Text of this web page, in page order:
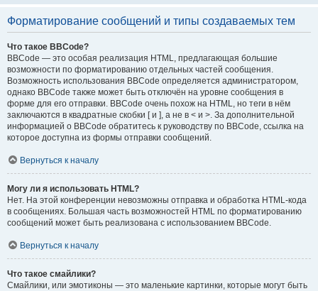
Форматирование сообщений и типы создаваемых тем
Что такое BBCode?
BBCode — это особая реализация HTML, предлагающая большие
возможности по форматированию отдельных частей сообщения.
Возможность использования BBCode определяется администратором,
однако BBCode также может быть отключён на уровне сообщения в
форме для его отправки. BBCode очень похож на HTML, но теги в нём
заключаются в квадратные скобки [ и ], а не в < и >. За дополнительной
информацией о BBCode обратитесь к руководству по BBCode, ссылка на
которое доступна из формы отправки сообщений.
Вернуться к началу
Могу ли я использовать HTML?
Нет. На этой конференции невозможны отправка и обработка HTML-кода
в сообщениях. Большая часть возможностей HTML по форматированию
сообщений может быть реализована с использованием BBCode.
Вернуться к началу
Что такое смайлики?
Смайлики, или эмотиконы — это маленькие картинки, которые могут быть